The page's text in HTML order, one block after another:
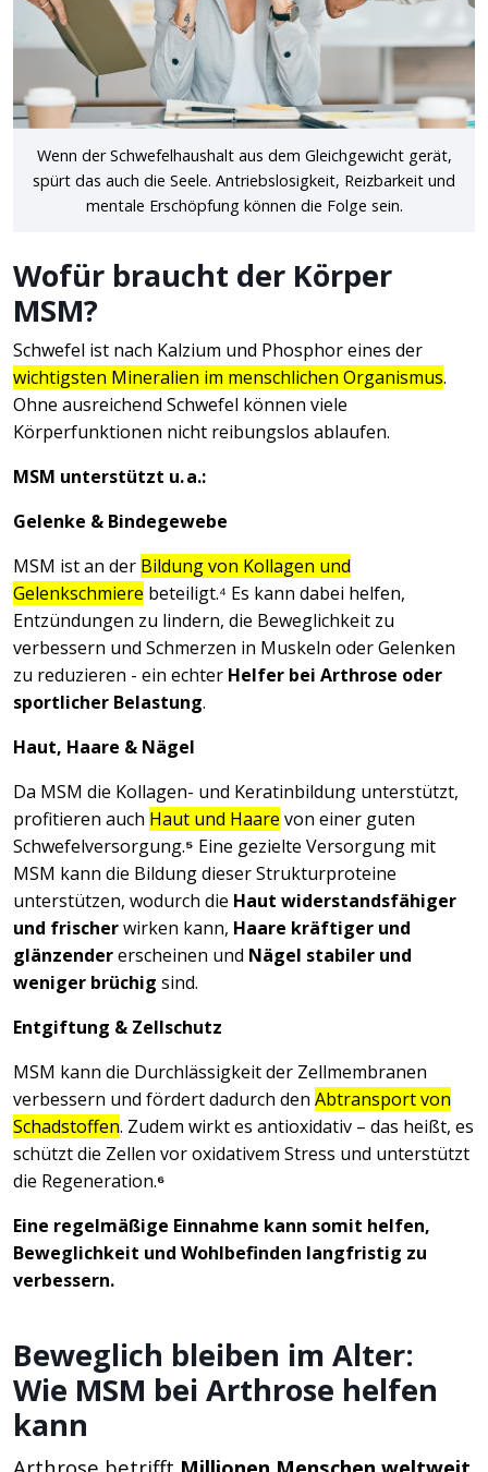
Wenn der Schwefelhaushalt aus dem Gleichgewicht gerät,
spürt das auch die Seele. Antriebslosigkeit, Reizbarkeit und
mentale Erschöpfung können die Folge sein.
Wofür braucht der Körper
MSM?
Schwefel ist nach Kalzium und Phosphor eines der
wichtigsten Mineralien im menschlichen Organismus.
Ohne ausreichend Schwefel können viele
Körperfunktionen nicht reibungslos ablaufen.
MSM unterstützt u. a.:
Gelenke & Bindegewebe
MSM ist an der Bildung von Kollagen und
Gelenkschmiere beteiligt.⁴ Es kann dabei helfen,
Entzündungen zu lindern, die Beweglichkeit zu
verbessern und Schmerzen in Muskeln oder Gelenken
zu reduzieren - ein echter Helfer bei Arthrose oder
sportlicher Belastung.
Haut, Haare & Nägel
Da MSM die Kollagen- und Keratinbildung unterstützt,
profitieren auch Haut und Haare von einer guten
Schwefelversorgung.⁵ Eine gezielte Versorgung mit
MSM kann die Bildung dieser Strukturproteine
unterstützen, wodurch die Haut widerstandsfähiger
und frischerwirken kann, Haare kräftiger und
glänzendererscheinen und Nägel stabiler und
weniger brüchig sind.
Entgiftung & Zellschutz
MSM kann die Durchlässigkeit der Zellmembranen
verbessern und fördert dadurch den Abtransport von
Schadstoffen. Zudem wirkt es antioxidativ – das heißt, es
schützt die Zellen vor oxidativem Stress und unterstützt
die Regeneration.⁶
Eine regelmäßige Einnahme kann somit helfen,
Beweglichkeit und Wohlbefinden langfristig zu
verbessern.
Beweglich bleiben im Alter:
Wie MSM bei Arthrose helfen
kann